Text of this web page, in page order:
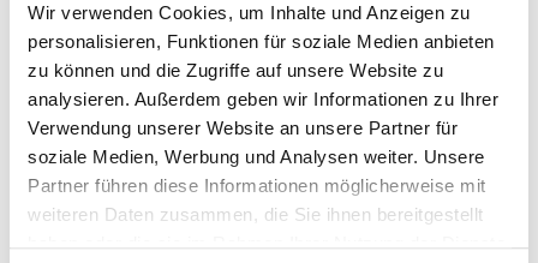
Wir verwenden Cookies, um Inhalte und Anzeigen zu
personalisieren, Funktionen für soziale Medien anbieten
zu können und die Zugriffe auf unsere Website zu
analysieren. Außerdem geben wir Informationen zu Ihrer
Verwendung unserer Website an unsere Partner für
soziale Medien, Werbung und Analysen weiter. Unsere
Partner führen diese Informationen möglicherweise mit
weiteren Daten zusammen, die Sie ihnen bereitgestellt
HOUSE OF HUNTING Fleece-Hoodie
PELLEGRINO
Artikel-Nr.84252004